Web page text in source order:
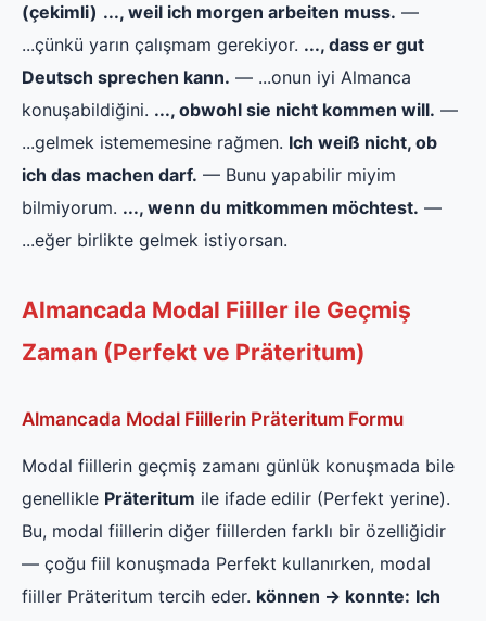
(çekimli) ..., weil ich morgen arbeiten muss. —
...çünkü yarın çalışmam gerekiyor. ..., dass er gut
Deutsch sprechen kann. — ...onun iyi Almanca
konuşabildiğini. ..., obwohl sie nicht kommen will. —
...gelmek istememesine rağmen. Ich weiß nicht, ob
ich das machen darf. — Bunu yapabilir miyim
bilmiyorum. ..., wenn du mitkommen möchtest. —
...eğer birlikte gelmek istiyorsan.
Almancada Modal Fiiller ile Geçmiş
Zaman (Perfekt ve Präteritum)
Almancada Modal Fiillerin Präteritum Formu
Modal fiillerin geçmiş zamanı günlük konuşmada bile
genellikle Präteritum ile ifade edilir (Perfekt yerine).
Bu, modal fiillerin diğer fiillerden farklı bir özelliğidir
— çoğu fiil konuşmada Perfekt kullanırken, modal
fiiller Präteritum tercih eder. können → konnte: Ich